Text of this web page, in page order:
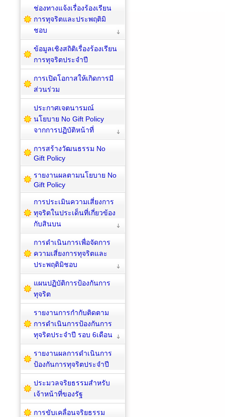
ช่องทางแจ้งเรื่องร้องเรียน
การทุจริตและประพฤติมิ
ชอบ
ข้อมูลเชิงสถิติเรื่องร้องเรียน
การทุจริตประจำปี
การเปิดโอกาสให้เกิดการมี
ส่วนร่วม
ประกาศเจตนารมณ์
นโยบาย No Gift Policy
จากการปฏิบัติหน้าที่
การสร้างวัฒนธรรม No
Gift Policy
รายงานผลตามนโยบาย No
Gift Policy
การประเมินความเสี่ยงการ
ทุจริตในประเด็นที่เกี่ยวข้อง
กับสินบน
การดำเนินการเพื่อจัดการ
ความเสี่ยงการทุจริตและ
ประพฤติมิชอบ
แผนปฏิบัติการป้องกันการ
ทุจริต
รายงานการกำกับติดตาม
การดำเนินการป้องกันการ
ทุจริตประจำปี รอบ 6เดือน
รายงานผลการดำเนินการ
ป้องกันการทุจริตประจำปี
ประมวลจริยธรรมสำหรับ
เจ้าหน้าที่ของรัฐ
การขับเคลื่อนจริยธรรม